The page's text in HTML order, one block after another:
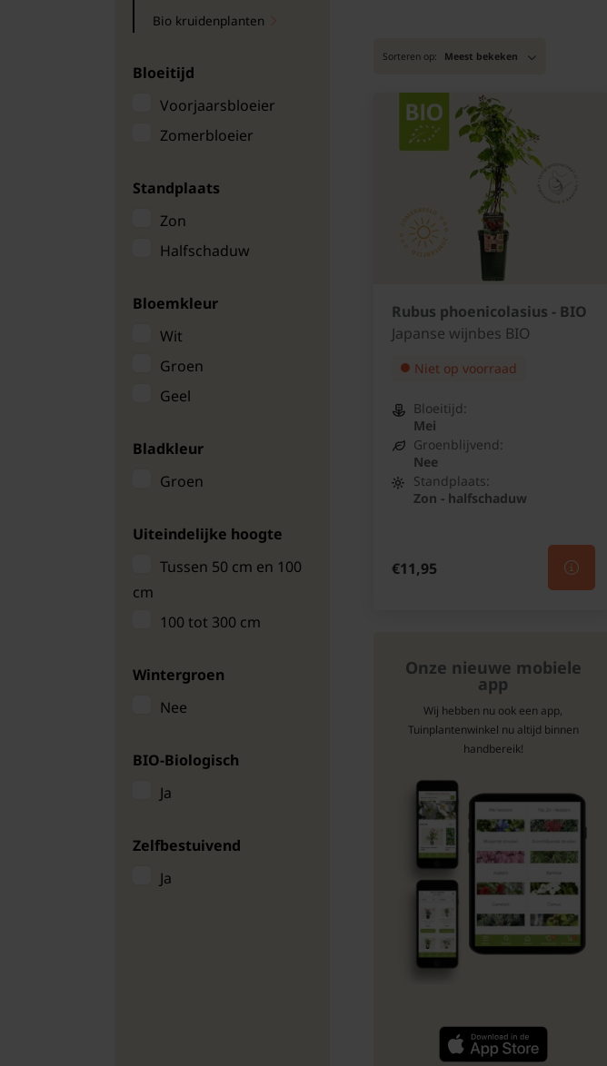
Kamerplanten
Bloempotten
Bio kruidenplanten
Bloeitijd
Voorjaarsbloeier
Zomerbloeier
Standplaats
Zon
Halfschaduw
Bloemkleur
Wit
Groen
Geel
Bladkleur
Groen
Uiteindelijke hoogte
Tussen 50 cm en 100
cm
100 tot 300 cm
Wintergroen
Nee
BIO-Biologisch
Ja
Zelfbestuivend
Ja
Sorteren op: Meest bekeken
Rubus phoenicolasius - BIO
Japanse wijnbes BIO
Niet op voorraad
Bloeitijd:
Mei
Groenblijvend:
Nee
Standplaats:
Zon - halfschaduw
€11,95
Onze nieuwe mobiele
app
Wij hebben nu ook een app,
Tuinplantenwinkel nu altijd binnen
handbereik!